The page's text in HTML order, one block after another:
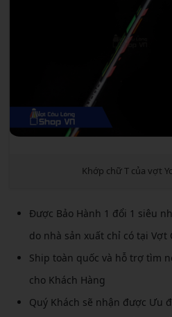
Khớp chữ T của vợt
Được Bảo Hành 1 đổi 1 siêu
do nhà sản xuất chỉ có tại Vợt
Ship toàn quốc và hỗ trợ tìm
cho Khách Hàng
Quý Khách sẽ nhận được Ưu